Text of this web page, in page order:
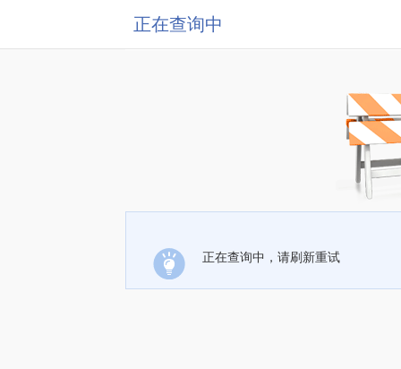
正在查询中
正在查询中，请刷新重试